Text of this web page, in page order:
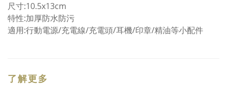
尺寸:10.5x13cm
特性:加厚防水防污
適用:行動電源/充電線/充電頭/耳機/印章/精油等小配件
了解更多